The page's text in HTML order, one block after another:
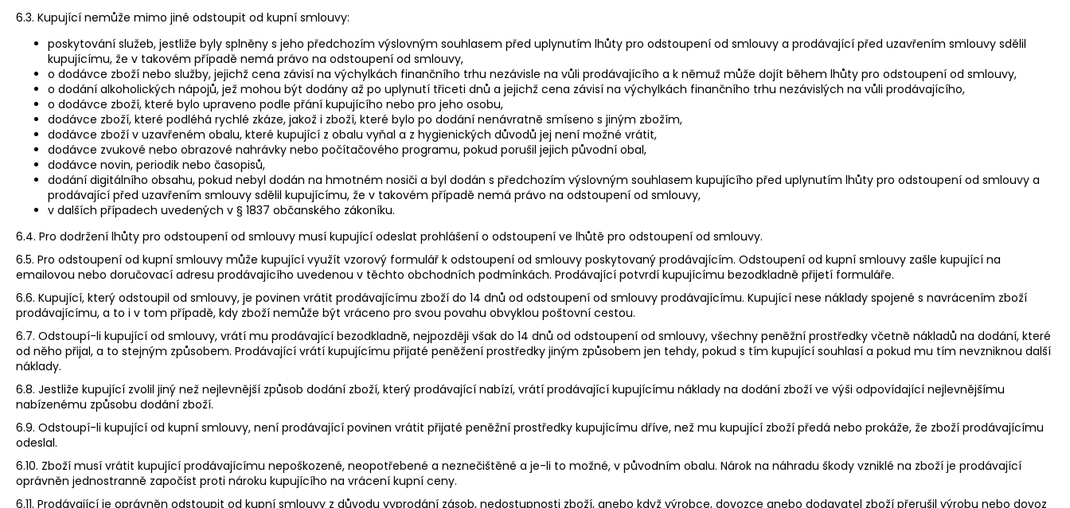
6.3. Kupující nemůže mimo jiné odstoupit od kupní smlouvy:
poskytování služeb, jestliže byly splněny s jeho předchozím výslovným souhlasem před uplynutím lhůty pro odstoupení od smlouvy a prodávající před uzavřením smlouvy sdělil
kupujícímu, že v takovém případě nemá právo na odstoupení od smlouvy,
o dodávce zboží nebo služby, jejichž cena závisí na výchylkách finančního trhu nezávisle na vůli prodávajícího a k němuž může dojít během lhůty pro odstoupení od smlouvy,
o dodání alkoholických nápojů, jež mohou být dodány až po uplynutí třiceti dnů a jejichž cena závisí na výchylkách finančního trhu nezávislých na vůli prodávajícího,
o dodávce zboží, které bylo upraveno podle přání kupujícího nebo pro jeho osobu,
dodávce zboží, které podléhá rychlé zkáze, jakož i zboží, které bylo po dodání nenávratně smíseno s jiným zbožím,
dodávce zboží v uzavřeném obalu, které kupující z obalu vyňal a z hygienických důvodů jej není možné vrátit,
dodávce zvukové nebo obrazové nahrávky nebo počítačového programu, pokud porušil jejich původní obal,
dodávce novin, periodik nebo časopisů,
dodání digitálního obsahu, pokud nebyl dodán na hmotném nosiči a byl dodán s předchozím výslovným souhlasem kupujícího před uplynutím lhůty pro odstoupení od smlouvy a
prodávající před uzavřením smlouvy sdělil kupujícímu, že v takovém případě nemá právo na odstoupení od smlouvy,
v dalších případech uvedených v § 1837 občanského zákoníku.
6.4. Pro dodržení lhůty pro odstoupení od smlouvy musí kupující odeslat prohlášení o odstoupení ve lhůtě pro odstoupení od smlouvy.
6.5. Pro odstoupení od kupní smlouvy může kupující využít vzorový formulář k odstoupení od smlouvy poskytovaný prodávajícím. Odstoupení od kupní smlouvy zašle kupující na
emailovou nebo doručovací adresu prodávajícího uvedenou v těchto obchodních podmínkách. Prodávající potvrdí kupujícímu bezodkladně přijetí formuláře.
6.6. Kupující, který odstoupil od smlouvy, je povinen vrátit prodávajícímu zboží do 14 dnů od odstoupení od smlouvy prodávajícímu. Kupující nese náklady spojené s navrácením zboží
prodávajícímu, a to i v tom případě, kdy zboží nemůže být vráceno pro svou povahu obvyklou poštovní cestou.
6.7. Odstoupí-li kupující od smlouvy, vrátí mu prodávající bezodkladně, nejpozději však do 14 dnů od odstoupení od smlouvy, všechny peněžní prostředky včetně nákladů na dodání, které
od něho přijal, a to stejným způsobem. Prodávající vrátí kupujícímu přijaté peněžení prostředky jiným způsobem jen tehdy, pokud s tím kupující souhlasí a pokud mu tím nevzniknou další
náklady.
6.8. Jestliže kupující zvolil jiný než nejlevnější způsob dodání zboží, který prodávající nabízí, vrátí prodávající kupujícímu náklady na dodání zboží ve výši odpovídající nejlevnějšímu
nabízenému způsobu dodání zboží.
6.9. Odstoupí-li kupující od kupní smlouvy, není prodávající povinen vrátit přijaté peněžní prostředky kupujícímu dříve, než mu kupující zboží předá nebo prokáže, že zboží prodávajícímu
odeslal.
6.10. Zboží musí vrátit kupující prodávajícímu nepoškozené, neopotřebené a neznečištěné a je-li to možné, v původním obalu. Nárok na náhradu škody vzniklé na zboží je prodávající
oprávněn jednostranně započíst proti nároku kupujícího na vrácení kupní ceny.
6.11. Prodávající je oprávněn odstoupit od kupní smlouvy z důvodu vyprodání zásob, nedostupnosti zboží, anebo když výrobce, dovozce anebo dodavatel zboží přerušil výrobu nebo dovoz